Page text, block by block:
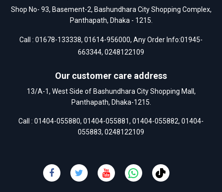
Shop No- 93, Basement-2, Bashundhara City Shopping Complex,
Panthapath, Dhaka - 1215.
Call : 01678-133338, 01614-956000, Any Order Info:01945-
663344, 0248122109
Our customer care address
13/A-1, West Side of Bashundhara City Shopping Mall,
Panthapath, Dhaka-1215.
Call : 01404-055880, 01404-055881, 01404-055882, 01404-
055883, 0248122109